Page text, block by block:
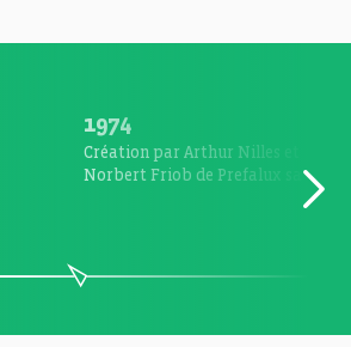
1974
Création par Arthur Nilles et
Norbert Friob de Prefalux sa